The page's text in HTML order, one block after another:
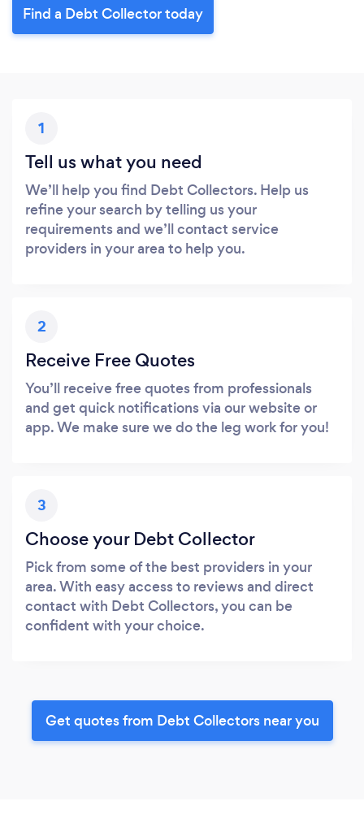
Find a Debt Collector today
1
Tell us what you need
We’ll help you find Debt Collectors. Help us
refine your search by telling us your
requirements and we’ll contact service
providers in your area to help you.
2
Receive Free Quotes
You’ll receive free quotes from professionals
and get quick notifications via our website or
app. We make sure we do the leg work for you!
3
Choose your Debt Collector
Pick from some of the best providers in your
area. With easy access to reviews and direct
contact with Debt Collectors, you can be
confident with your choice.
Get quotes from Debt Collectors near you